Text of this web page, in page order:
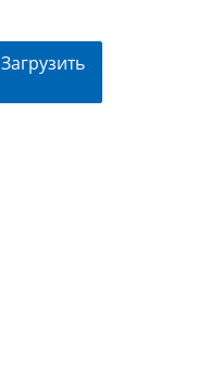
Загрузить